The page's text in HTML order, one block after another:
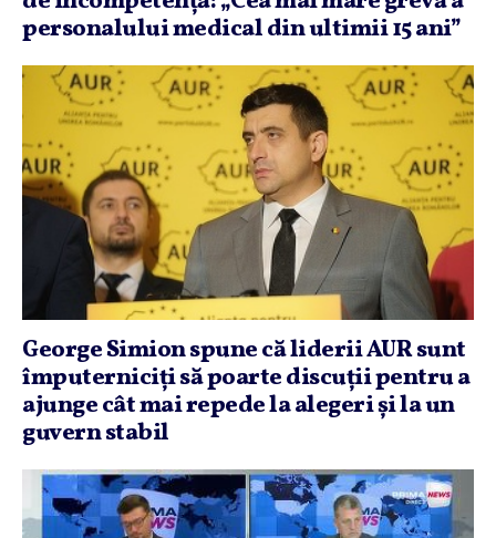
personalului medical din ultimii 15 ani”
George Simion spune că liderii AUR sunt
împuterniciţi să poarte discuţii pentru a
ajunge cât mai repede la alegeri şi la un
guvern stabil